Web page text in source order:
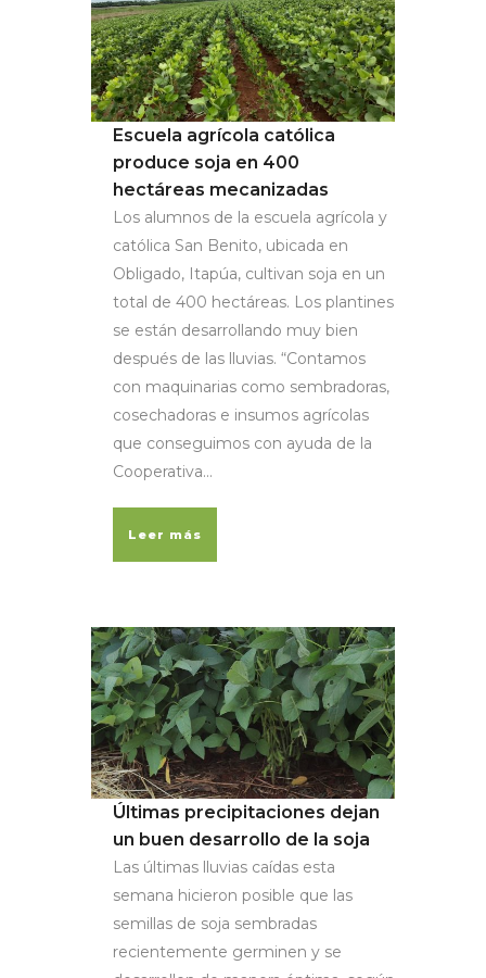
Escuela agrícola católica
produce soja en 400
hectáreas mecanizadas
Los alumnos de la escuela agrícola y
católica San Benito, ubicada en
Obligado, Itapúa, cultivan soja en un
total de 400 hectáreas. Los plantines
se están desarrollando muy bien
después de las lluvias. “Contamos
con maquinarias como sembradoras,
cosechadoras e insumos agrícolas
que conseguimos con ayuda de la
Cooperativa...
Leer más
Últimas precipitaciones dejan
un buen desarrollo de la soja
Las últimas lluvias caídas esta
semana hicieron posible que las
semillas de soja sembradas
recientemente germinen y se